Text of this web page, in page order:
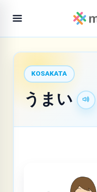
KOSAKATA
うまい